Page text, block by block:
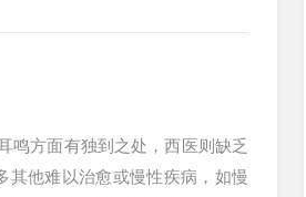
鸣方面有独到之处，西医则缺乏
其他难以治愈或慢性疾病，如慢